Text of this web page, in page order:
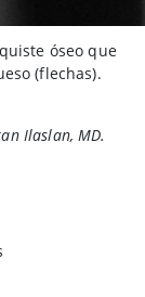
óseo que
(flechas).
Ilaslan, MD.